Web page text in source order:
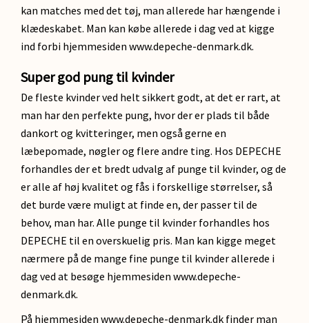
kan matches med det tøj, man allerede har hængende i
klædeskabet. Man kan købe allerede i dag ved at kigge
ind forbi hjemmesiden www.depeche-denmark.dk.
Super god pung til kvinder
De fleste kvinder ved helt sikkert godt, at det er rart, at
man har den perfekte pung, hvor der er plads til både
dankort og kvitteringer, men også gerne en
læbepomade, nøgler og flere andre ting. Hos DEPECHE
forhandles der et bredt udvalg af punge til kvinder, og de
er alle af høj kvalitet og fås i forskellige størrelser, så
det burde være muligt at finde en, der passer til de
behov, man har. Alle punge til kvinder forhandles hos
DEPECHE til en overskuelig pris. Man kan kigge meget
nærmere på de mange fine punge til kvinder allerede i
dag ved at besøge hjemmesiden www.depeche-
denmark.dk.
På hjemmesiden www.depeche-denmark.dk finder man